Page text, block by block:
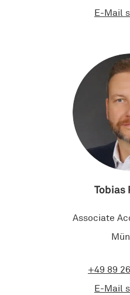
E-Mail
Tobias
Associate
+49 89
E-Mail